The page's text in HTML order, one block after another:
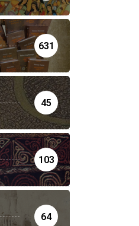
631
45
103
64